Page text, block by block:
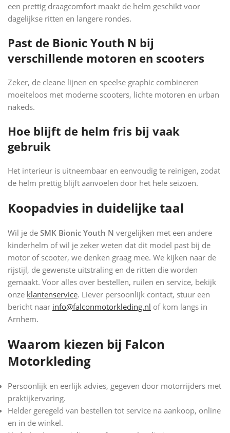
een prettig draagcomfort maakt de helm geschikt voor
dagelijkse ritten en langere rondes.
Past de Bionic Youth N bij
verschillende motoren en scooters
Zeker, de cleane lijnen en speelse graphic combineren
moeiteloos met moderne scooters, lichte motoren en urban
nakeds.
Hoe blijft de helm fris bij vaak
gebruik
Het interieur is uitneembaar en eenvoudig te reinigen, zodat
de helm prettig blijft aanvoelen door het hele seizoen.
Koopadvies in duidelijke taal
Wil je de SMK Bionic Youth N vergelijken met een andere
kinderhelm of wil je zeker weten dat dit model past bij de
motor of scooter, we denken graag mee. We kijken naar de
rijstijl, de gewenste uitstraling en de ritten die worden
gemaakt. Voor alles over bestellen, ruilen en service, bekijk
onze klantenservice. Liever persoonlijk contact, stuur een
bericht naar info@falconmotorkleding.nl of kom langs in
Arnhem.
Waarom kiezen bij Falcon
Motorkleding
Persoonlijk en eerlijk advies, gegeven door motorrijders met
praktijkervaring.
Helder geregeld van bestellen tot service na aankoop, online
en in de winkel.